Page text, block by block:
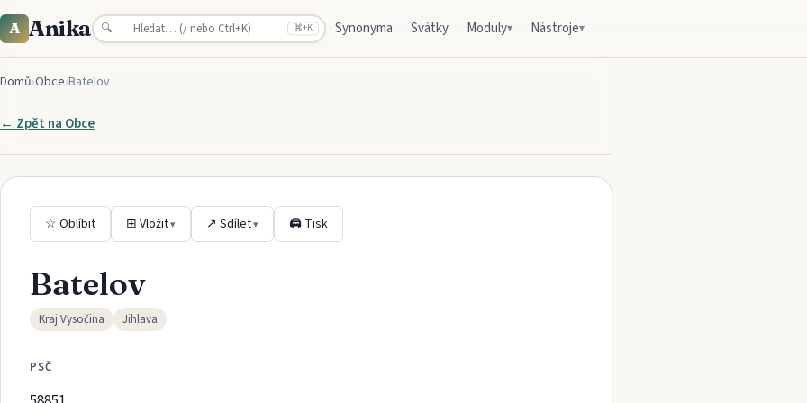
A Anika 🔍 ⌘+K Synonyma Svátky Moduly▾ Nástroje▾
Domů›Obce›Batelov
← Zpět na Obce
☆ Oblíbit ⊞ Vložit▾ ↗ Sdílet▾ 🖨 Tisk
Batelov
Kraj Vysočina Jihlava
PSČ